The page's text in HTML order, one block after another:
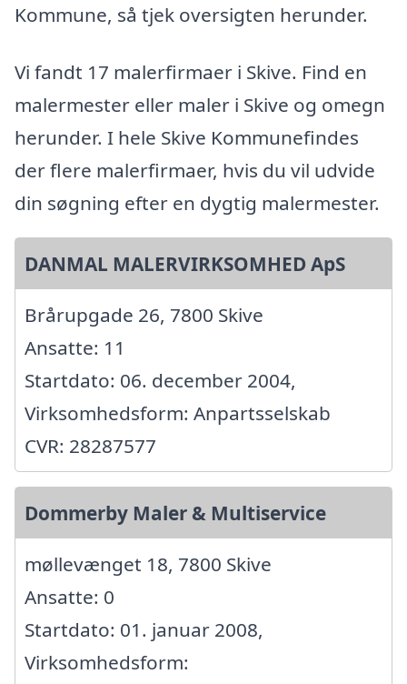
Kommune, så tjek oversigten herunder.
Vi fandt 17 malerfirmaer i Skive. Find en
malermester eller maler i Skive og omegn
herunder. I hele Skive Kommunefindes
der flere malerfirmaer, hvis du vil udvide
din søgning efter en dygtig malermester.
DANMAL MALERVIRKSOMHED ApS
Brårupgade 26, 7800 Skive
Ansatte: 11
Startdato: 06. december 2004,
Virksomhedsform: Anpartsselskab
CVR: 28287577
Dommerby Maler & Multiservice
møllevænget 18, 7800 Skive
Ansatte: 0
Startdato: 01. januar 2008,
Virksomhedsform: